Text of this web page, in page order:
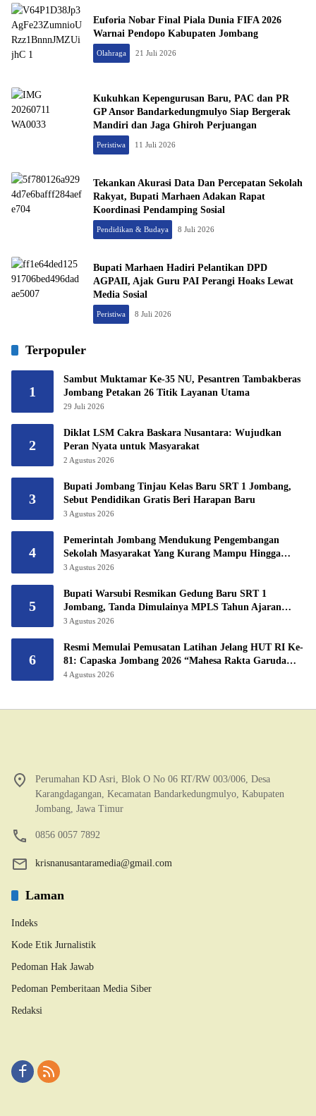
Euforia Nobar Final Piala Dunia FIFA 2026
Warnai Pendopo Kabupaten Jombang
Olahraga 21 Juli 2026
Kukuhkan Kepengurusan Baru, PAC dan PR
GP Ansor Bandarkedungmulyo Siap Bergerak
Mandiri dan Jaga Ghiroh Perjuangan
Peristiwa 11 Juli 2026
Tekankan Akurasi Data Dan Percepatan Sekolah
Rakyat, Bupati Marhaen Adakan Rapat
Koordinasi Pendamping Sosial
Pendidikan & Budaya 8 Juli 2026
Bupati Marhaen Hadiri Pelantikan DPD
AGPAII, Ajak Guru PAI Perangi Hoaks Lewat
Media Sosial
Peristiwa 8 Juli 2026
Terpopuler
1
Sambut Muktamar Ke-35 NU, Pesantren Tambakberas
Jombang Petakan 26 Titik Layanan Utama
29 Juli 2026
2
Diklat LSM Cakra Baskara Nusantara: Wujudkan
Peran Nyata untuk Masyarakat
2 Agustus 2026
3
Bupati Jombang Tinjau Kelas Baru SRT 1 Jombang,
Sebut Pendidikan Gratis Beri Harapan Baru
3 Agustus 2026
4
Pemerintah Jombang Mendukung Pengembangan
Sekolah Masyarakat Yang Kurang Mampu Hingga
Hibahkan 6,3 Hektar Untuk Sekolah Rakyat
3 Agustus 2026
5
Bupati Warsubi Resmikan Gedung Baru SRT 1
Jombang, Tanda Dimulainya MPLS Tahun Ajaran
2026/2027
3 Agustus 2026
6
Resmi Memulai Pemusatan Latihan Jelang HUT RI Ke-
81: Capaska Jombang 2026 “Mahesa Rakta Garuda
Yudha”.
4 Agustus 2026
Perumahan KD Asri, Blok O No 06 RT/RW 003/006, Desa
Karangdagangan, Kecamatan Bandarkedungmulyo, Kabupaten
Jombang, Jawa Timur
0856 0057 7892
krisnanusantaramedia@gmail.com
Laman
Indeks
Kode Etik Jurnalistik
Pedoman Hak Jawab
Pedoman Pemberitaan Media Siber
Redaksi